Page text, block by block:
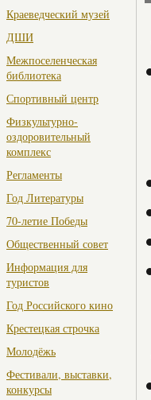
Краеведческий музей
ДШИ
Межпоселенческая
библиотека
Спортивный центр
Физкультурно-
оздоровительный
комплекс
Регламенты
Год Литературы
70-летие Победы
Общественный совет
Информация для
туристов
Год Российского кино
Крестецкая строчка
Молодёжь
Фестивали, выставки,
конкурсы